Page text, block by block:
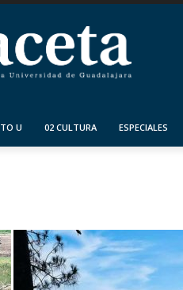
U 02 CULTURA ESPECIALES